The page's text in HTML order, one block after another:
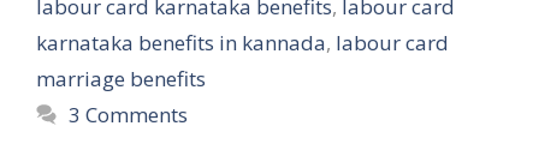
labour card karnataka benefits, labour card
karnataka benefits in kannada, labour card
marriage benefits
3 Comments